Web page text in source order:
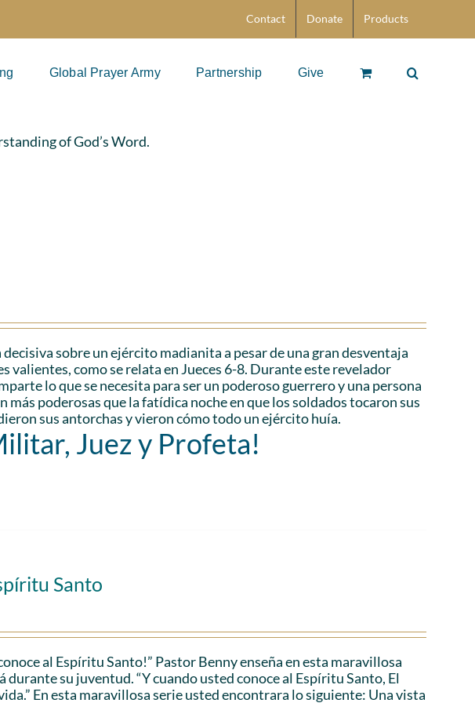
Contact Donate Products
Global Prayer Army Partnership Give
of God’s Word.
sobre un ejército madianita a pesar de una gran desventaja
valientes, como se relata en Jueces 6-8. Durante este revelador
lo que se necesita para ser un poderoso guerrero y una persona
más poderosas que la fatídica noche en que los soldados tocaron sus
sus antorchas y vieron cómo todo un ejército huía.
Juez y Profeta!
Santo
al Espíritu Santo!” Pastor Benny enseña en esta maravillosa
su juventud. “Y cuando usted conoce al Espíritu Santo, El
En esta maravillosa serie usted encontrara lo siguiente: Una vista